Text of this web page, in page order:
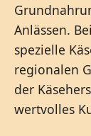
Anlässen.
spezielle
regionalen
der
wertvolles